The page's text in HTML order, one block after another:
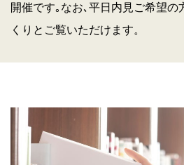
開催です｡なお､平日内見ご希望の
くりとご覧いただけます。